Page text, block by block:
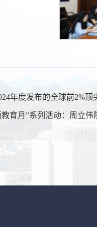
年度发布的全球前2%顶
育月”系列活动：周立